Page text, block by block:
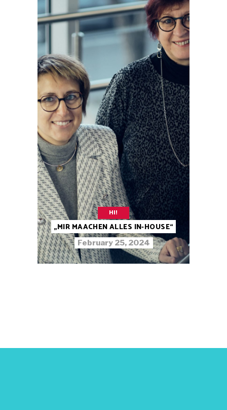
HI!
„MIR MAACHEN ALLES IN-HOUSE“
February 25, 2024